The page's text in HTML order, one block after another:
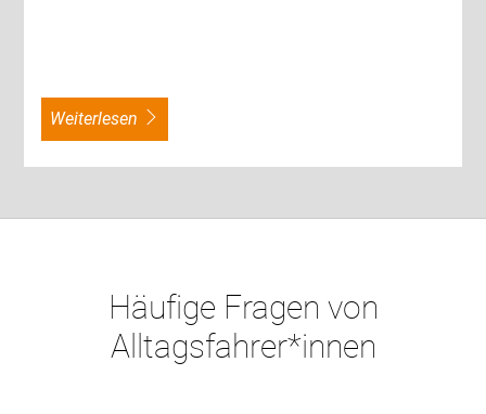
weiterlesen
Häufige Fragen von
Alltagsfahrer*innen